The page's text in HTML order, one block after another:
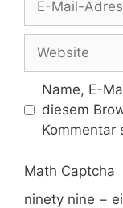
Adresse
Website
Name, E-
diesem
Kommentar
Math Captcha
ninety nine −